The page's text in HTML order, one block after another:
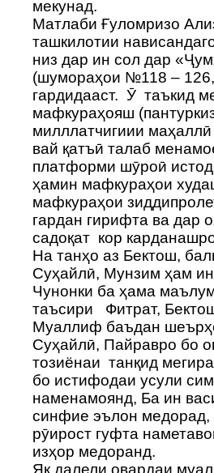
мекунад.
Матлаби Ғуломризо
ташкилотии
низ дар ин сол дар
(шумораҳои №118 –
гардидааст. Ӯ таъкид
мафкураҳояш
милллатчигиии
вай қатъӣ талаб
платформи шӯроӣ
ҳамин мафкураҳои
мафкураҳои
гардан гирифта ва дар
садоқат кор
На танҳо аз Бектош,
Суҳайлӣ, Мунзим ҳам
Чунонки ба ҳама
таъсири Фитрат,
Муаллиф баъдан
Суҳайлӣ, Пайравро бо
тозиёнаи танқид
бо истифодаи усули
наменамоянд, Ба ин
синфие эълон медорад,
рӯирост гуфта
изҳор медоранд.
Як далели овардаи